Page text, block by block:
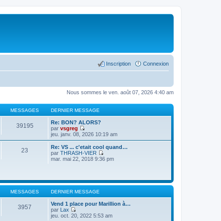
Connexion
Inscription
Nous sommes le ven. août 07, 2026 4:40 am
MESSAGES DERNIER MESSAGE
39195
Re: BON? ALORS?
par vsgreg
C
o
n
s
u
l
r
l
e
d
e
n
jeu. janv. 08, 2026 10:19 am
23
Re: VS ... c'etait cool quand…
par THRASH-VIER
C
u
l
e
r
e
mar. mai 22, 2018 9:36 pm
MESSAGES DERNIER MESSAGE
3957
Vend 1 place pour Marillion à…
par Lax
C
jeu. oct. 20, 2022 5:53 am